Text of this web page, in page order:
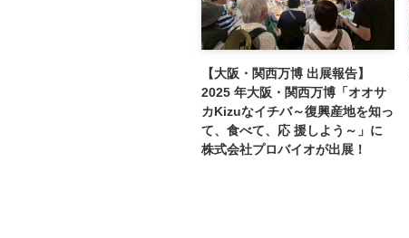
【大阪・関西万博 出展報告】
2025 年大阪・関西万博「オオサ
カKizuなイチバ～復興産地を知っ
て、食べて、応 援しよう～」に
株式会社プロバイオが出展！